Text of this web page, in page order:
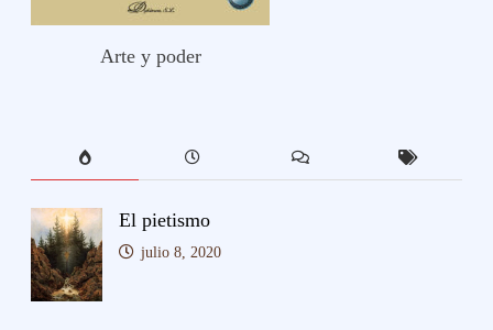
Arte y poder
El pietismo
julio 8, 2020